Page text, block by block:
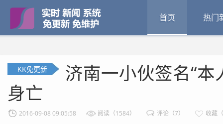
首页 热门
KK免更新
济南一小伙签名“
身亡
2016-09-08 09:05:58 阅读（1584） 评论（7） 收藏